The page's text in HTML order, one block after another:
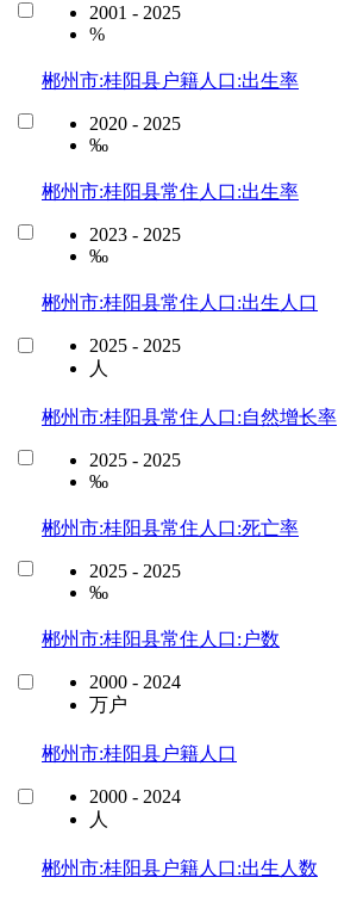
2001 - 2025
%
郴州市:桂阳县户籍人口:出生率
2020 - 2025
‰
郴州市:桂阳县常住人口:出生率
2023 - 2025
‰
郴州市:桂阳县常住人口:出生人口
2025 - 2025
人
郴州市:桂阳县常住人口:自然增长率
2025 - 2025
‰
郴州市:桂阳县常住人口:死亡率
2025 - 2025
‰
郴州市:桂阳县常住人口:户数
2000 - 2024
万户
郴州市:桂阳县户籍人口
2000 - 2024
人
郴州市:桂阳县户籍人口:出生人数